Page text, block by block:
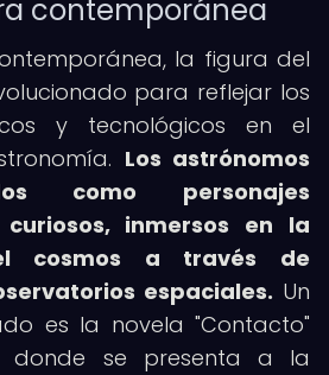
contemporánea
la figura del
para reflejar los
y tecnológicos en el
Los astrónomos
como personajes
inmersos en la
cosmos a través de
espaciales. Un
es la novela "Contacto"
donde se presenta a la